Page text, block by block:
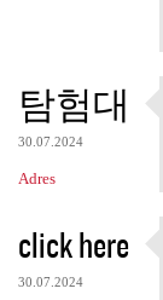
탐험대
30.07.2024
Adres
click here
30.07.2024